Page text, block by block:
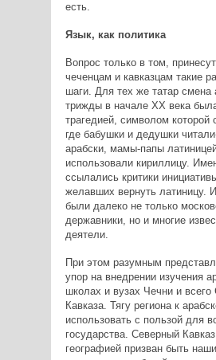
есть.
Язык, как политика
Вопрос только в том,
чеченцам и кавказцам такие
шаги. Для тех же татар смена
трижды в начале XX века
трагедией, символом которой
где бабушки и дедушки
арабски, мамы-папы
использовали кириллицу.
ссылались критики
желавших вернуть латиницу.
были далеко не только
державники, но и многие
деятели.
При этом разумным
упор на внедрении изучения
школах и вузах Чечни и всего
Кавказа. Тягу региона к
использовать с пользой для
государства. Северный
географией призван быть